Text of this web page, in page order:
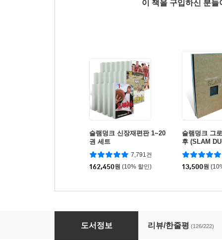
이 책을 구입하신 분
슬램덩크 신장재편판 1~20
권 세트
7,791건
162,450원 (10% 할인)
슬램덩크 그
후 (SLAM
AFTER)
13,500원
슬램덩크 신장재편판 13
도서정보 리뷰/한줄평 (126/222)